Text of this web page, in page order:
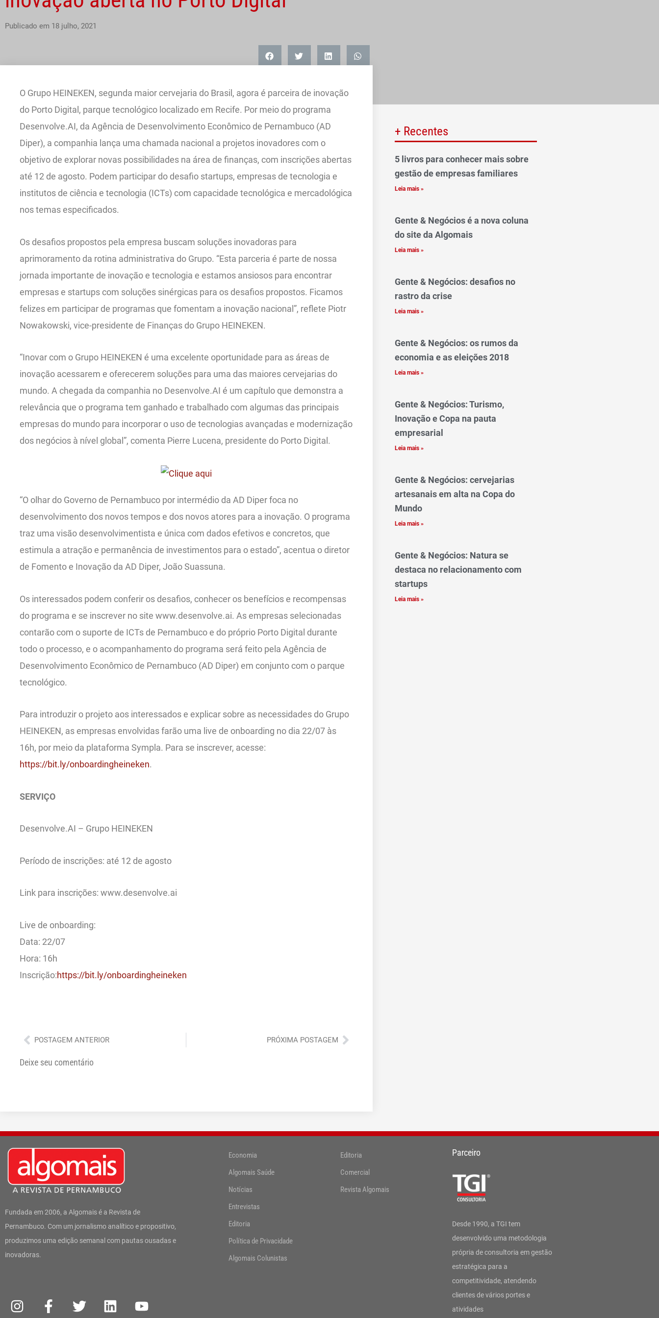
Publicado em 18 julho, 2021
O Grupo HEINEKEN, segunda maior cervejaria do Brasil, agora é parceira de inovação
do Porto Digital, parque tecnológico localizado em Recife. Por meio do programa
Desenvolve.AI, da Agência de Desenvolvimento Econômico de Pernambuco (AD
Diper), a companhia lança uma chamada nacional a projetos inovadores com o
objetivo de explorar novas possibilidades na área de finanças, com inscrições abertas
até 12 de agosto. Podem participar do desafio startups, empresas de tecnologia e
institutos de ciência e tecnologia (ICTs) com capacidade tecnológica e mercadológica
nos temas especificados.
Os desafios propostos pela empresa buscam soluções inovadoras para
aprimoramento da rotina administrativa do Grupo. “Esta parceria é parte de nossa
jornada importante de inovação e tecnologia e estamos ansiosos para encontrar
empresas e startups com soluções sinérgicas para os desafios propostos. Ficamos
felizes em participar de programas que fomentam a inovação nacional”, reflete Piotr
Nowakowski, vice-presidente de Finanças do Grupo HEINEKEN.
“Inovar com o Grupo HEINEKEN é uma excelente oportunidade para as áreas de
inovação acessarem e oferecerem soluções para uma das maiores cervejarias do
mundo. A chegada da companhia no Desenvolve.AI é um capítulo que demonstra a
relevância que o programa tem ganhado e trabalhado com algumas das principais
empresas do mundo para incorporar o uso de tecnologias avançadas e modernização
dos negócios à nível global”, comenta Pierre Lucena, presidente do Porto Digital.
“O olhar do Governo de Pernambuco por intermédio da AD Diper foca no
desenvolvimento dos novos tempos e dos novos atores para a inovação. O programa
traz uma visão desenvolvimentista e única com dados efetivos e concretos, que
estimula a atração e permanência de investimentos para o estado”, acentua o diretor
de Fomento e Inovação da AD Diper, João Suassuna.
Os interessados podem conferir os desafios, conhecer os benefícios e recompensas
do programa e se inscrever no site www.desenvolve.ai. As empresas selecionadas
contarão com o suporte de ICTs de Pernambuco e do próprio Porto Digital durante
todo o processo, e o acompanhamento do programa será feito pela Agência de
Desenvolvimento Econômico de Pernambuco (AD Diper) em conjunto com o parque
tecnológico.
Para introduzir o projeto aos interessados e explicar sobre as necessidades do Grupo
HEINEKEN, as empresas envolvidas farão uma live de onboarding no dia 22/07 às
16h, por meio da plataforma Sympla. Para se inscrever, acesse:
https://bit.ly/onboardingheineken.
SERVIÇO
Desenvolve.AI – Grupo HEINEKEN
Período de inscrições: até 12 de agosto
Link para inscrições: www.desenvolve.ai
Live de onboarding:
Data: 22/07
Hora: 16h
Inscrição:https://bit.ly/onboardingheineken
Anterior
POSTAGEM ANTERIOR PRÓXIMA POSTAGEMPróximo
Deixe seu comentário
+ Recentes
5 livros para conhecer mais sobre
gestão de empresas familiares
Leia mais »
Gente & Negócios é a nova coluna
do site da Algomais
Leia mais »
Gente & Negócios: desafios no
rastro da crise
Leia mais »
Gente & Negócios: os rumos da
economia e as eleições 2018
Leia mais »
Gente & Negócios: Turismo,
Inovação e Copa na pauta
empresarial
Leia mais »
Gente & Negócios: cervejarias
artesanais em alta na Copa do
Mundo
Leia mais »
Gente & Negócios: Natura se
destaca no relacionamento com
startups
Leia mais »
Fundada em 2006, a Algomais é a Revista de
Pernambuco. Com um jornalismo analítico e propositivo,
produzimos uma edição semanal com pautas ousadas e
inovadoras.
n
a
w
i
o
h
Economia
Algomais Saúde
Notícias
Entrevistas
Editoria
Política de Privacidade
Algomais Colunistas
Editoria
Comercial
Revista Algomais
Parceiro
Desde 1990, a TGI tem
desenvolvido uma metodologia
própria de consultoria em gestão
estratégica para a
competitividade, atendendo
clientes de vários portes e
atividades